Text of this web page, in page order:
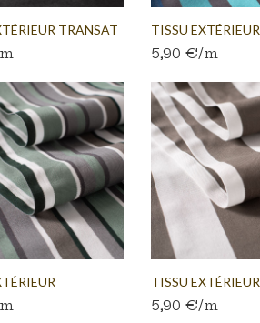
TRANSAT
TISSU EXTÉRIEUR
TRANSAT...
5,90 €/m
TISSU EXTÉRIEUR
TRANSAT...
5,90 €/m